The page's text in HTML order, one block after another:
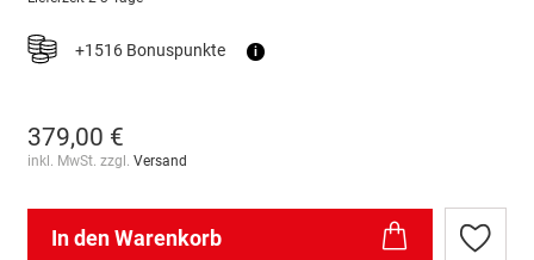
+1516 Bonuspunkte i
379,00 €
inkl. MwSt. zzgl. Versand
In den Warenkorb
Zur